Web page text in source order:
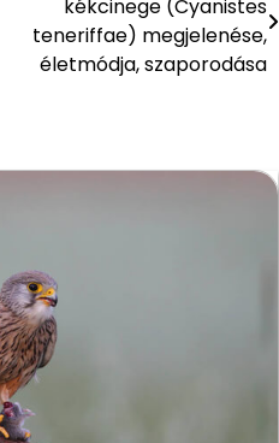
kékcinege (Cyanistes
teneriffae) megjelenése,
életmódja, szaporodása